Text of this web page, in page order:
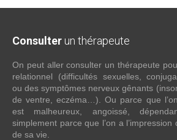
Consulter un thérapeute
On peut aller consulter un thérapeute
relationnel (difficultés sexuelles,
ou des symptômes nerveux gênants
de ventre, eczéma…). Ou parce que
est malheureux, angoissé,
simplement parce que l’on a
de sa vie.